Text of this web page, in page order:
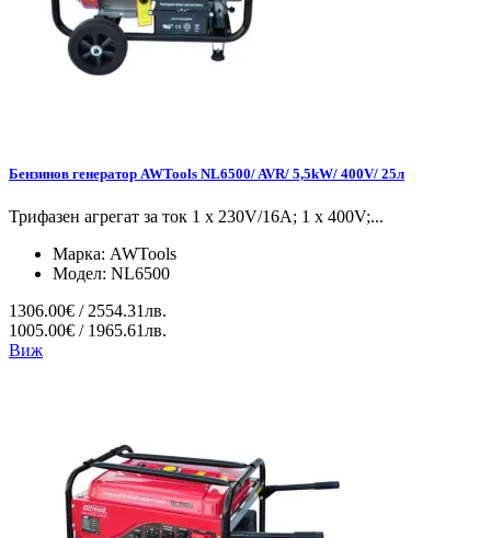
Бензинов генератор AWTools NL6500/ AVR/ 5,5kW/ 400V/ 25л
Трифазен агрегат за ток 1 x 230V/16A; 1 x 400V;...
Марка: AWTools
Модел: NL6500
1306.00€ / 2554.31лв.
1005.00€ / 1965.61лв.
Виж